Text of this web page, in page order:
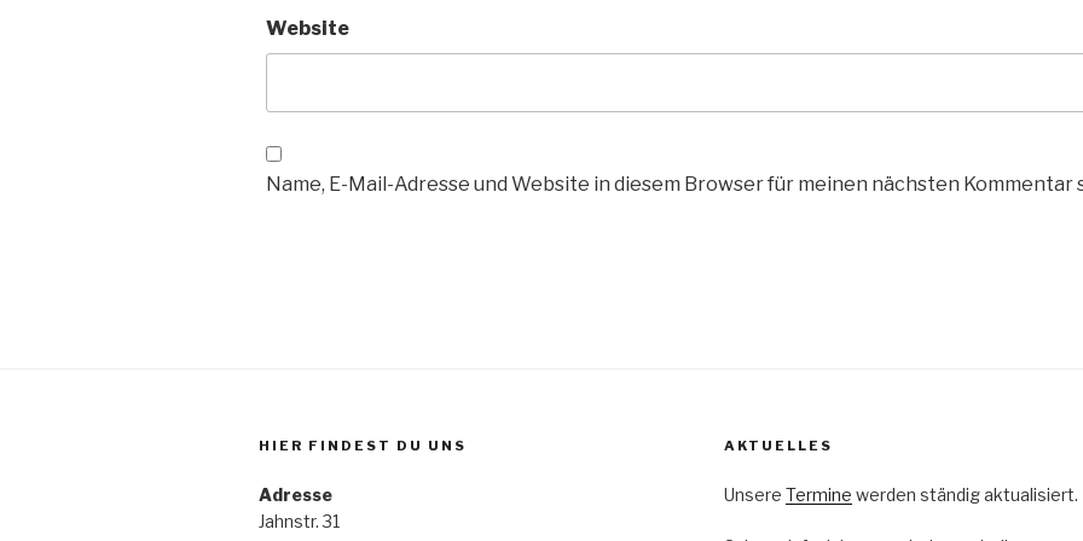
Website
Name, E-Mail-Adresse und Website in diesem Browser für meinen nächsten Kommentar
HIER FINDEST DU UNS
Adresse
Jahnstr. 31
AKTUELLES
Unsere Termine werden ständig aktualisiert.